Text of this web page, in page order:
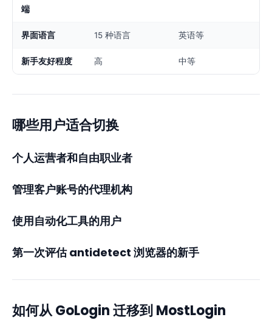
端
界面语言 15 种语言 英语等
新手友好程度 高 中等
哪些用户适合切换
个人运营者和自由职业者
管理客户账号的代理机构
使用自动化工具的用户
第一次评估 antidetect 浏览器的新手
如何从 GoLogin 迁移到 MostLogin